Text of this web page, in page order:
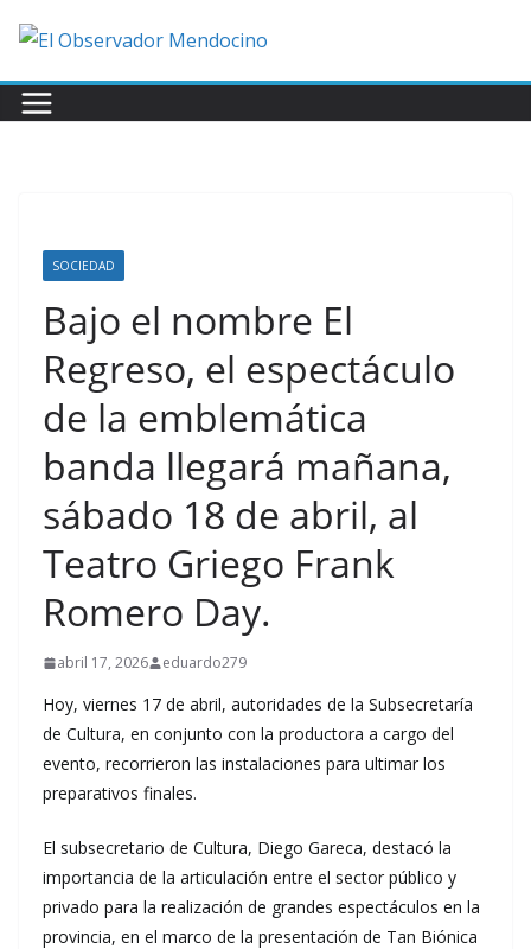
contenido
SOCIEDAD
Bajo el nombre El
Regreso, el espectáculo
de la emblemática
banda llegará mañana,
sábado 18 de abril, al
Teatro Griego Frank
Romero Day.
abril 17, 2026 eduardo279
Hoy, viernes 17 de abril, autoridades de la Subsecretaría
de Cultura, en conjunto con la productora a cargo del
evento, recorrieron las instalaciones para ultimar los
preparativos finales.
El subsecretario de Cultura, Diego Gareca, destacó la
importancia de la articulación entre el sector público y
privado para la realización de grandes espectáculos en la
provincia, en el marco de la presentación de Tan Biónica